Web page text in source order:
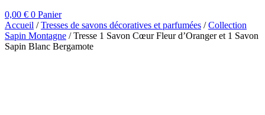
0,00 € 0 Panier
Accueil /Tresses de savons décoratives et parfumées /Collection
Sapin Montagne / Tresse 1 Savon Cœur Fleur d’Oranger et 1 Savon
Sapin Blanc Bergamote